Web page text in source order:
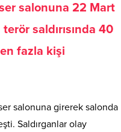
salonuna 22 Mart
saldırısında 40
fazla kişi
salonuna girerek salonda
Saldırganlar olay